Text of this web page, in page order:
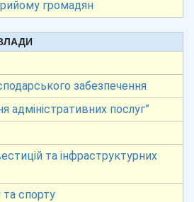
громадян
забезпечення
адміністративних послуг”
та інфраструктурних
та спорту